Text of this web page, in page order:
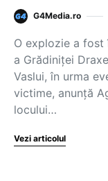
G4Media.ro
O explozie a fost
a Grădiniţei
Vaslui, în urma
victime, anunță
locului…
Vezi articolul